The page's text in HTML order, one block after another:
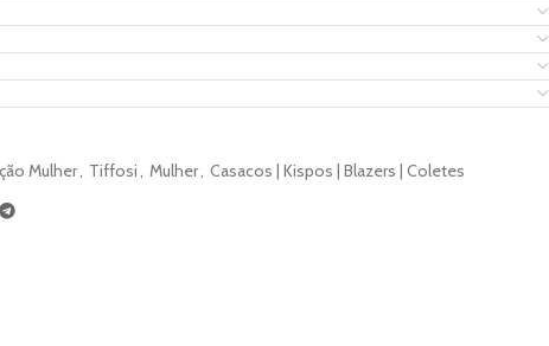
Mulher, Tiffosi, Mulher, Casacos | Kispos | Blazers | Coletes